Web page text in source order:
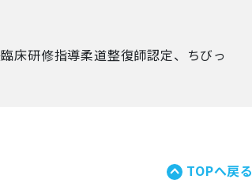
床研修指導柔道整復師認定、ちびっ
TOPへ戻る